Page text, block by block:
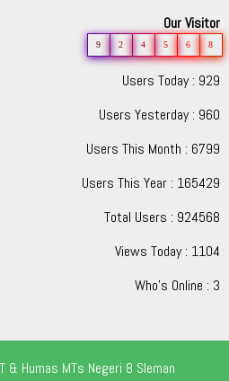
Our Visitor
9 2 4 5 6 8
Users Today : 929
Users Yesterday : 960
Users This Month : 6799
Users This Year : 165429
Total Users : 924568
Views Today : 1104
Who's Online : 3
& Humas MTs Negeri 8 Sleman